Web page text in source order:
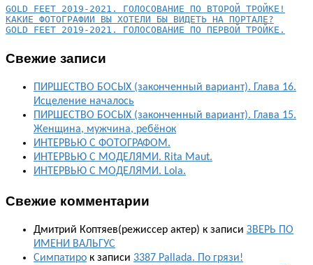
КАКИЕ ФОТОГРАФИИ ВЫ ХОТЕЛИ БЫ ВИДЕТЬ НА ПОРТАЛЕ?
GOLD FEET 2019-2021. ГОЛОСОВАНИЕ ПО ПЕРВОЙ ТРОЙКЕ.
Свежие записи
ПИРШЕСТВО БОСЫХ (законченный вариант). Глава 16.
Исцеление началось
ПИРШЕСТВО БОСЫХ (законченный вариант). Глава 15.
Женщина, мужчина, ребёнок
ИНТЕРВЬЮ С ФОТОГРАФОМ.
ИНТЕРВЬЮ С МОДЕЛЯМИ. Rita Maut.
ИНТЕРВЬЮ С МОДЕЛЯМИ. Lola.
Свежие комментарии
Дмитрий Коптяев(режиссер актер) к записи ЗВЕРЬ ПО
ИМЕНИ ВАЛЬГУС
Симпатиро к записи 3387 Pallada. По грязи!